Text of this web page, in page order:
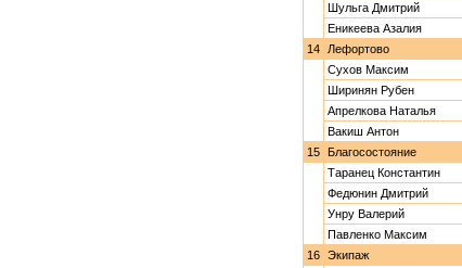
Шульга Дмитрий
Еникеева Азалия
14
Лефортово
Сухов Максим
Ширинян Рубен
Апрелкова Наталья
Вакиш Антон
15 Благосостояние
Таранец Константин
Федюнин Дмитрий
Унру Валерий
Павленко Максим
16 Экипаж